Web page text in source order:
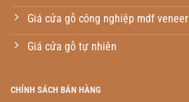
Giá cửa gỗ công nghiệp mdf veneer
Giá cửa gỗ tự nhiên
CHÍNH SÁCH BÁN HÀNG